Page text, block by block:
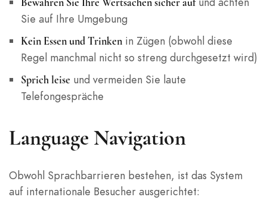
Sie auf Ihre Umgebung
Kein Essen und Trinkenin Zügen (obwohl diese
Regel manchmal nicht so streng durchgesetzt wird)
Sprich leise und vermeiden Sie laute
Telefongespräche
Language Navigation
Obwohl Sprachbarrieren bestehen, ist das System
auf internationale Besucher ausgerichtet: